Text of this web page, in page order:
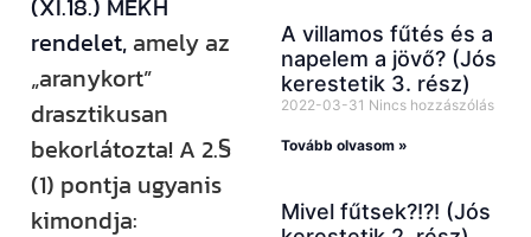
(XI.18.) MEKH
rendelet, amely az
„aranykort”
drasztikusan
bekorlátozta! A 2.§
(1) pontja ugyanis
kimondja:
A villamos fűtés és a
napelem a jövő? (Jós
kerestetik 3. rész)
2022-03-31 Nincs hozzászólás
Tovább olvasom »
Mivel fűtsek?!?! (Jós